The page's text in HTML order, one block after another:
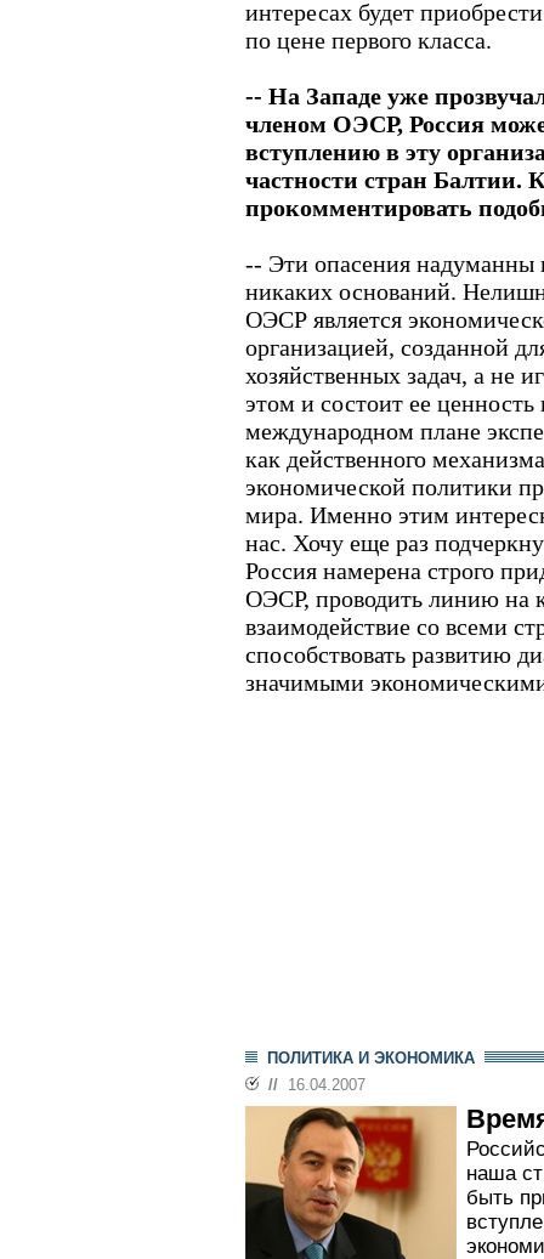
интересах будет
по цене первого класса.
-- На Западе уже
членом ОЭСР, Россия
вступлению в эту
частности стран Балтии.
прокомментировать
-- Эти опасения надуманны
никаких оснований.
ОЭСР является
организацией, созданной
хозяйственных задач, а не
этом и состоит ее ценность
международном плане
как действенного
экономической политики
мира. Именно этим
нас. Хочу еще раз
Россия намерена строго
ОЭСР, проводить линию на
взаимодействие со всеми
способствовать развитию
значимыми
ПОЛИТИКА И ЭКОНОМИКА
// 16.04.2007
наша
быть